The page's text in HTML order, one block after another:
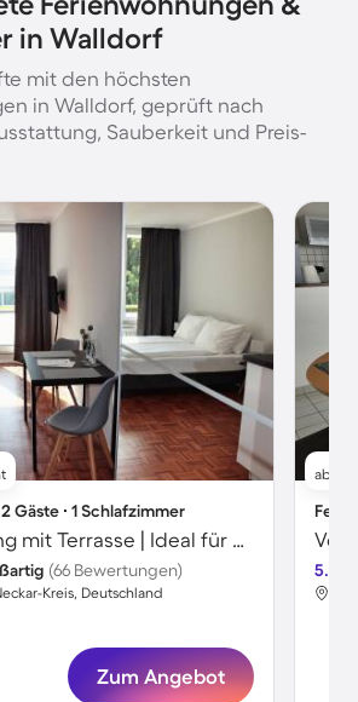
in Walldorf
mit den höchsten
in Walldorf, geprüft nach
Sauberkeit und Preis-
Gäste ∙ 1 Schlafzimmer
Ferienwohnung mit Terrasse | Ideal für Homeoffice
(66 Bewertungen)
Kreis, Deutschland
Zum Angebot
ab
5.0